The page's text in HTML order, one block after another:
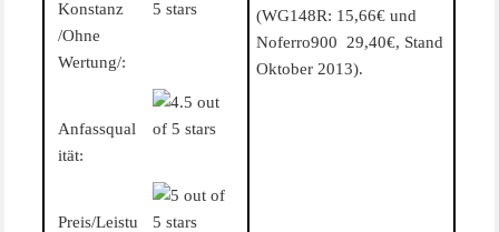
Konstanz
/Ohne
Wertung/:
Anfassqual
ität:
Preis/Leistu
(WG148R: 15,66€ und
Noferro900 29,40€, Stand
Oktober 2013).